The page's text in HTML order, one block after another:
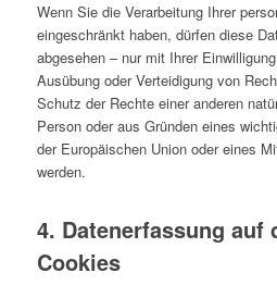
Wenn Sie die Verarbeitung Ihrer
eingeschränkt haben, dürfen diese
abgesehen – nur mit Ihrer
Ausübung oder Verteidigung von
Schutz der Rechte einer anderen
Person oder aus Gründen eines
der Europäischen Union oder eines
werden.
4. Datenerfassung auf
Cookies